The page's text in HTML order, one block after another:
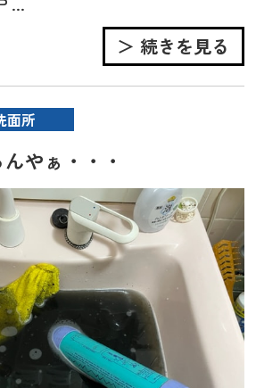
＞ 続きを見る
面所
やぁ・・・